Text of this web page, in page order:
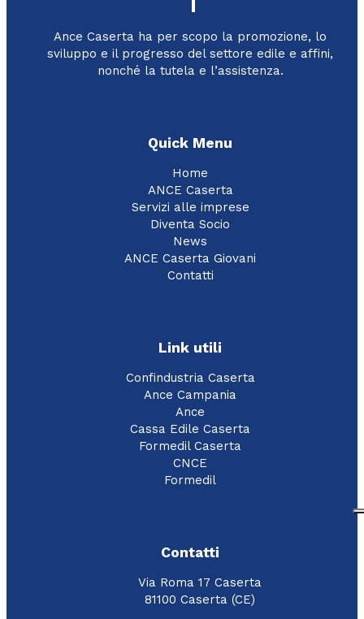
Ance Caserta ha per scopo la promozione, lo
sviluppo e il progresso del settore edile e affini,
nonché la tutela e l’assistenza.
Quick Menu
Home
ANCE Caserta
Servizi alle imprese
Diventa Socio
News
ANCE Caserta Giovani
Contatti
Link utili
Confindustria Caserta
Ance Campania
Ance
Cassa Edile Caserta
Formedil Caserta
CNCE
Formedil
Contatti
Via Roma 17 Caserta
81100 Caserta (CE)